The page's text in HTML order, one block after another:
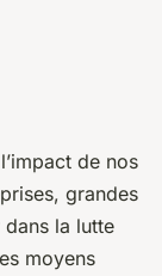
de nos
grandes
la lutte
moyens